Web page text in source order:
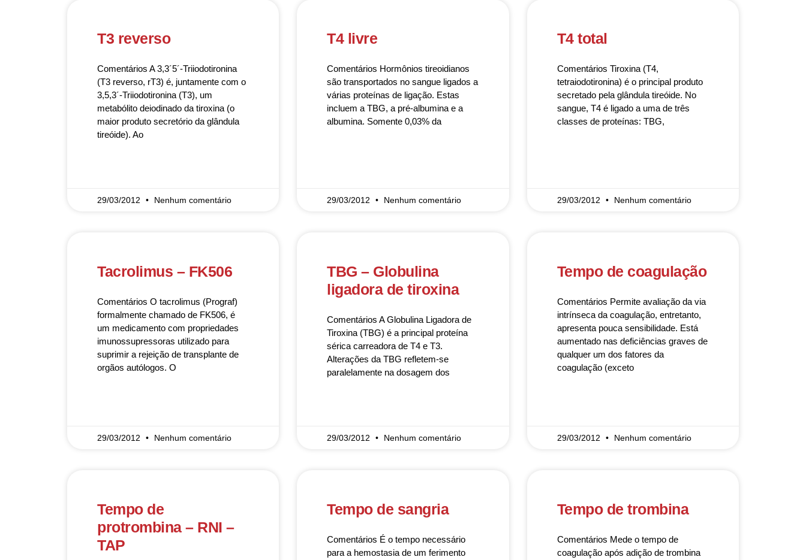
T3 reverso
Comentários A 3,3´5´-Triiodotironina
(T3 reverso, rT3) é, juntamente com o
3,5,3´-Triiodotironina (T3), um
metabólito deiodinado da tiroxina (o
maior produto secretório da glândula
tireóide). Ao
29/03/2012 Nenhum comentário
T4 livre
Comentários Hormônios tireoidianos
são transportados no sangue ligados a
várias proteínas de ligação. Estas
incluem a TBG, a pré-albumina e a
albumina. Somente 0,03% da
29/03/2012 Nenhum comentário
T4 total
Comentários Tiroxina (T4,
tetraiodotironina) é o principal produto
secretado pela glândula tireóide. No
sangue, T4 é ligado a uma de três
classes de proteínas: TBG,
29/03/2012 Nenhum comentário
Tacrolimus – FK506
Comentários O tacrolimus (Prograf)
formalmente chamado de FK506, é
um medicamento com propriedades
imunossupressoras utilizado para
suprimir a rejeição de transplante de
orgãos autólogos. O
29/03/2012 Nenhum comentário
TBG – Globulina
ligadora de tiroxina
Comentários A Globulina Ligadora de
Tiroxina (TBG) é a principal proteína
sérica carreadora de T4 e T3.
Alterações da TBG refletem-se
paralelamente na dosagem dos
29/03/2012 Nenhum comentário
Tempo de coagulação
Comentários Permite avaliação da via
intrínseca da coagulação, entretanto,
apresenta pouca sensibilidade. Está
aumentado nas deficiências graves de
qualquer um dos fatores da
coagulação (exceto
29/03/2012 Nenhum comentário
Tempo de
protrombina – RNI –
TAP
Tempo de sangria
Comentários É o tempo necessário
para a hemostasia de um ferimento
Tempo de trombina
Comentários Mede o tempo de
coagulação após adição de trombina